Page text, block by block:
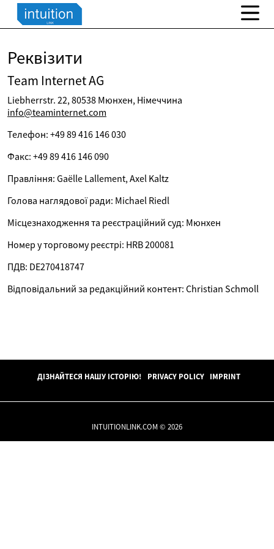
Реквізити
Team Internet AG
Liebherrstr. 22, 80538 Мюнхен, Німеччина
info@teaminternet.com
Телефон: +49 89 416 146 030
Факс: +49 89 416 146 090
Правління: Gaëlle Lallement, Axel Kaltz
Голова наглядової ради: Michael Riedl
Місцезнаходження та реєстраційний суд: Мюнхен
Номер у торговому реєстрі: HRB 200081
ПДВ: DE270418747
Відповідальний за редакційний контент: Christian Schmoll
ДІЗНАЙТЕСЯ НАШУ ІСТОРІЮ! PRIVACY POLICY IMPRINT
INTUITIONLINK.COM © 2026